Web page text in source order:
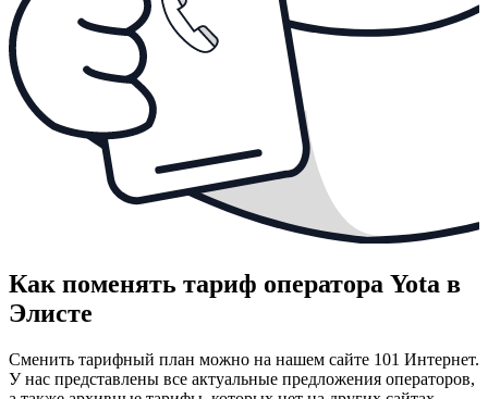
Как поменять тариф оператора Yota в
Элисте
Сменить тарифный план можно на нашем сайте 101 Интернет.
У нас представлены все актуальные предложения операторов,